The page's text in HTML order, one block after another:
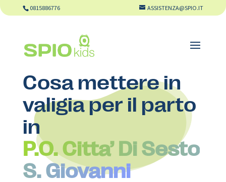
0815886776 ASSISTENZA@SPIO.IT
Cosa mettere in
valigia per il parto
in
P.O. Citta’ Di Sesto
S. Giovanni